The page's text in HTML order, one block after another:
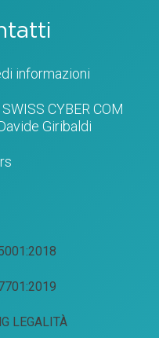
informazioni
CYBER COM
Giribaldi
LEGALITÀ